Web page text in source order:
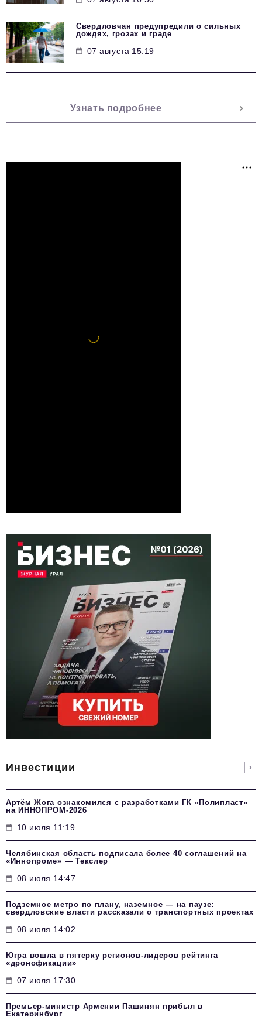
Свердловчан предупредили о сильных
дождях, грозах и граде
07 августа 15:19
Узнать подробнее
Инвестиции
Артём Жога ознакомился с разработками ГК «Полипласт»
на ИННОПРОМ-2026
10 июля 11:19
Челябинская область подписала более 40 соглашений на
«Иннопроме» — Текслер
08 июля 14:47
Подземное метро по плану, наземное — на паузе:
свердловские власти рассказали о транспортных проектах
08 июля 14:02
Югра вошла в пятерку регионов-лидеров рейтинга
«дронофикации»
07 июля 17:30
Премьер-министр Армении Пашинян прибыл в
Екатеринбург